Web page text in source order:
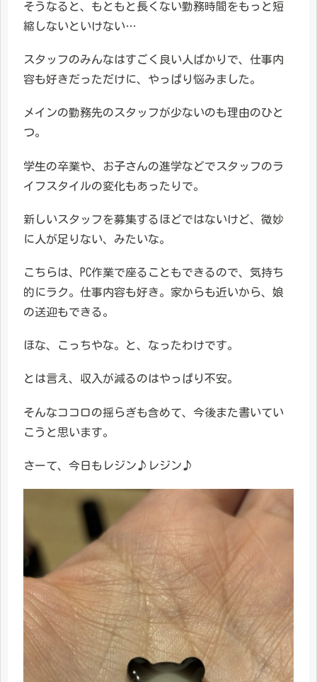
そうなると、もともと長くない勤務時間をもっと短
縮しないといけない…
スタッフのみんなはすごく良い人ばかりで、仕事内
容も好きだっただけに、やっぱり悩みました。
メインの勤務先のスタッフが少ないのも理由のひと
つ。
学生の卒業や、お子さんの進学などでスタッフのラ
イフスタイルの変化もあったりで。
新しいスタッフを募集するほどではないけど、微妙
に人が足りない、みたいな。
こちらは、PC作業で座ることもできるので、気持ち
的にラク。仕事内容も好き。家からも近いから、娘
の送迎もできる。
ほな、こっちやな。と、なったわけです。
とは言え、収入が減るのはやっぱり不安。
そんなココロの揺らぎも含めて、今後また書いてい
こうと思います。
さーて、今日もレジン♪レジン♪